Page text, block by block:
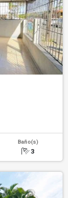
Baño(s)
3